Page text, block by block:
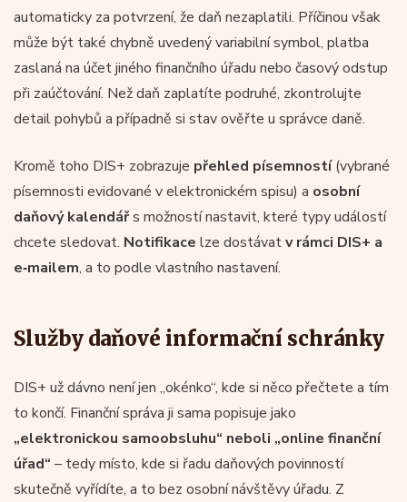
automaticky za potvrzení, že daň nezaplatili. Příčinou však
může být také chybně uvedený variabilní symbol, platba
zaslaná na účet jiného finančního úřadu nebo časový odstup
při zaúčtování. Než daň zaplatíte podruhé, zkontrolujte
detail pohybů a případně si stav ověřte u správce daně.
Kromě toho DIS+ zobrazuje přehled písemností(vybrané
písemnosti evidované v elektronickém spisu) a osobní
daňový kalendářs možností nastavit, které typy událostí
chcete sledovat. Notifikace lze dostávatv rámci DIS+ a
e‑mailem, a to podle vlastního nastavení.
Služby daňové informační schránky
DIS+ už dávno není jen „okénko“, kde si něco přečtete a tím
to končí. Finanční správa ji sama popisuje jako
„elektronickou samoobsluhu“ neboli „online finanční
úřad“ – tedy místo, kde si řadu daňových povinností
skutečně vyřídíte, a to bez osobní návštěvy úřadu. Z